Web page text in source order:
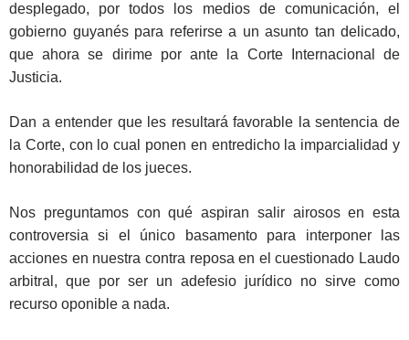
desplegado, por todos los medios de comunicación, el
gobierno guyanés para referirse a un asunto tan delicado,
que ahora se dirime por ante la Corte Internacional de
Justicia.
Dan a entender que les resultará favorable la sentencia de
la Corte, con lo cual ponen en entredicho la imparcialidad y
honorabilidad de los jueces.
Nos preguntamos con qué aspiran salir airosos en esta
controversia si el único basamento para interponer las
acciones en nuestra contra reposa en el cuestionado Laudo
arbitral, que por ser un adefesio jurídico no sirve como
recurso oponible a nada.